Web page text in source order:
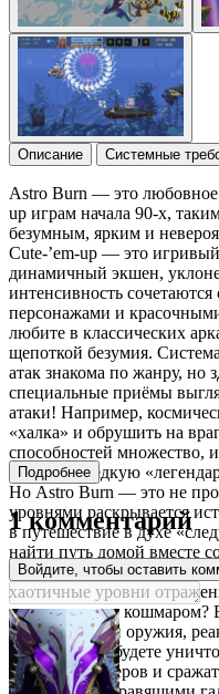
Описание Системные
Astro Burn — это любовное
up играм начала 90-х,
безумным, ярким и
Cute-’em-up — это
динамичный экшен,
интенсивность
персонажами и
любите в классических
щепоткой безумия.
атак знакома по жанру, но
специальные приёмы
атаки! Например,
«халка» и обрушить на
способностей
получить редкую
Но Astro Burn — это не
уровнями раскрывается
в путешествие в духе
найти путь домой вместе
Постепенно возникает
хаотичные уровни
— сном… или кошмаром?
комбинациями оружия,
реакцией, вы будете
радужных лазеров и
Подробнее
1 комментарий
Войдите, чтобы оставить